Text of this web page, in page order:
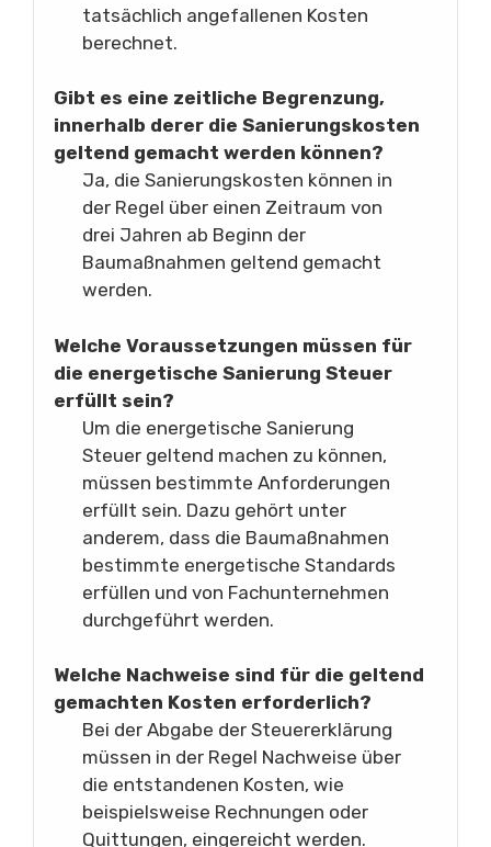
tatsächlich angefallenen Kosten
berechnet.
Gibt es eine zeitliche Begrenzung,
innerhalb derer die Sanierungskosten
geltend gemacht werden können?
Ja, die Sanierungskosten können in
der Regel über einen Zeitraum von
drei Jahren ab Beginn der
Baumaßnahmen geltend gemacht
werden.
Welche Voraussetzungen müssen für
die energetische Sanierung Steuer
erfüllt sein?
Um die energetische Sanierung
Steuer geltend machen zu können,
müssen bestimmte Anforderungen
erfüllt sein. Dazu gehört unter
anderem, dass die Baumaßnahmen
bestimmte energetische Standards
erfüllen und von Fachunternehmen
durchgeführt werden.
Welche Nachweise sind für die geltend
gemachten Kosten erforderlich?
Bei der Abgabe der Steuererklärung
müssen in der Regel Nachweise über
die entstandenen Kosten, wie
beispielsweise Rechnungen oder
Quittungen, eingereicht werden.